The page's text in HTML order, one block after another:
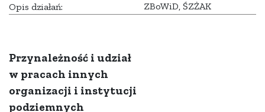
Opis działań: ZBoWiD, ŚZŻAK
Przynależność i udział
w pracach innych
organizacji i instytucji
podziemnych